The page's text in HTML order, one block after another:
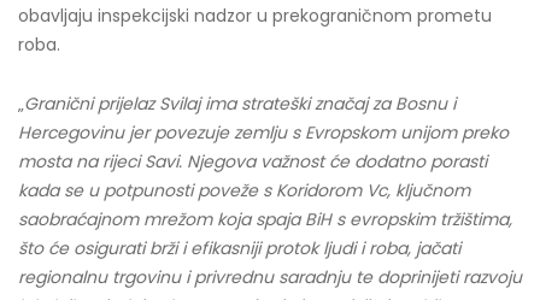
obavljaju inspekcijski nadzor u prekograničnom prometu
roba.
„Granični prijelaz Svilaj ima strateški značaj za Bosnu i
Hercegovinu jer povezuje zemlju s Evropskom unijom preko
mosta na rijeci Savi. Njegova važnost će dodatno porasti
kada se u potpunosti poveže s Koridorom Vc, ključnom
saobraćajnom mrežom koja spaja BiH s evropskim tržištima,
što će osigurati brži i efikasniji protok ljudi i roba, jačati
regionalnu trgovinu i privrednu saradnju te doprinijeti razvoju